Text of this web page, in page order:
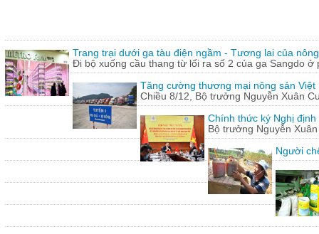
Trang trại dưới ga tàu điện ngầm - Tương lai của
Đi bộ xuống cầu thang từ lối ra số 2 của ga Sangdo ở
Tăng cường thương mại nông sản Việt
Chiều 8/12, Bộ trưởng Nguyễn Xuân
Chính thức ký Nghị
Bộ trưởng Nguyễn
Người